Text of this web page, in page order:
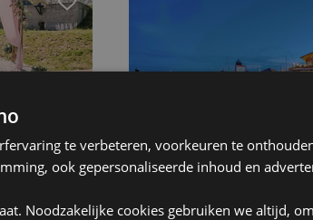
More-Itz
te verbeteren, voorkeuren te
ook gepersonaliseerde inhoud en
Noodzakelijke cookies gebruiken we altijd,